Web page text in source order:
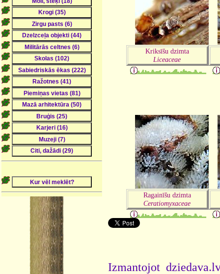
Kriksīšu dzimta
Liceaceae
Ragainīšu dzimta
Ceratiomyxaceae
Izmantojot